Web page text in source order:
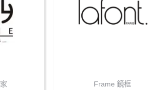
Frame 鏡框